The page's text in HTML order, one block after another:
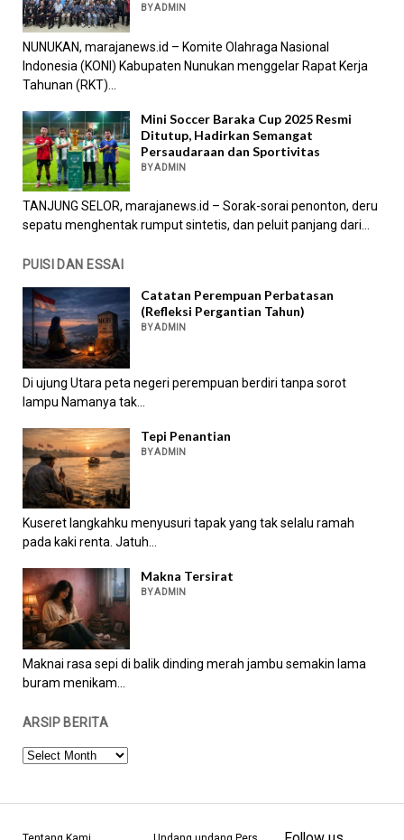
BY ADMIN
NUNUKAN, marajanews.id – Komite Olahraga Nasional
Indonesia (KONI) Kabupaten Nunukan menggelar Rapat Kerja
Tahunan (RKT)...
Mini Soccer Baraka Cup 2025 Resmi
Ditutup, Hadirkan Semangat
Persaudaraan dan Sportivitas
BY ADMIN
TANJUNG SELOR, marajanews.id – Sorak-sorai penonton, deru
sepatu menghentak rumput sintetis, dan peluit panjang dari...
PUISI DAN ESSAI
Catatan Perempuan Perbatasan
(Refleksi Pergantian Tahun)
BY ADMIN
Di ujung Utara peta negeri perempuan berdiri tanpa sorot
lampu Namanya tak...
Tepi Penantian
BY ADMIN
Kuseret langkahku menyusuri tapak yang tak selalu ramah
pada kaki renta. Jatuh...
Makna Tersirat
BY ADMIN
Maknai rasa sepi di balik dinding merah jambu semakin lama
buram menikam...
ARSIP BERITA
ARSIP